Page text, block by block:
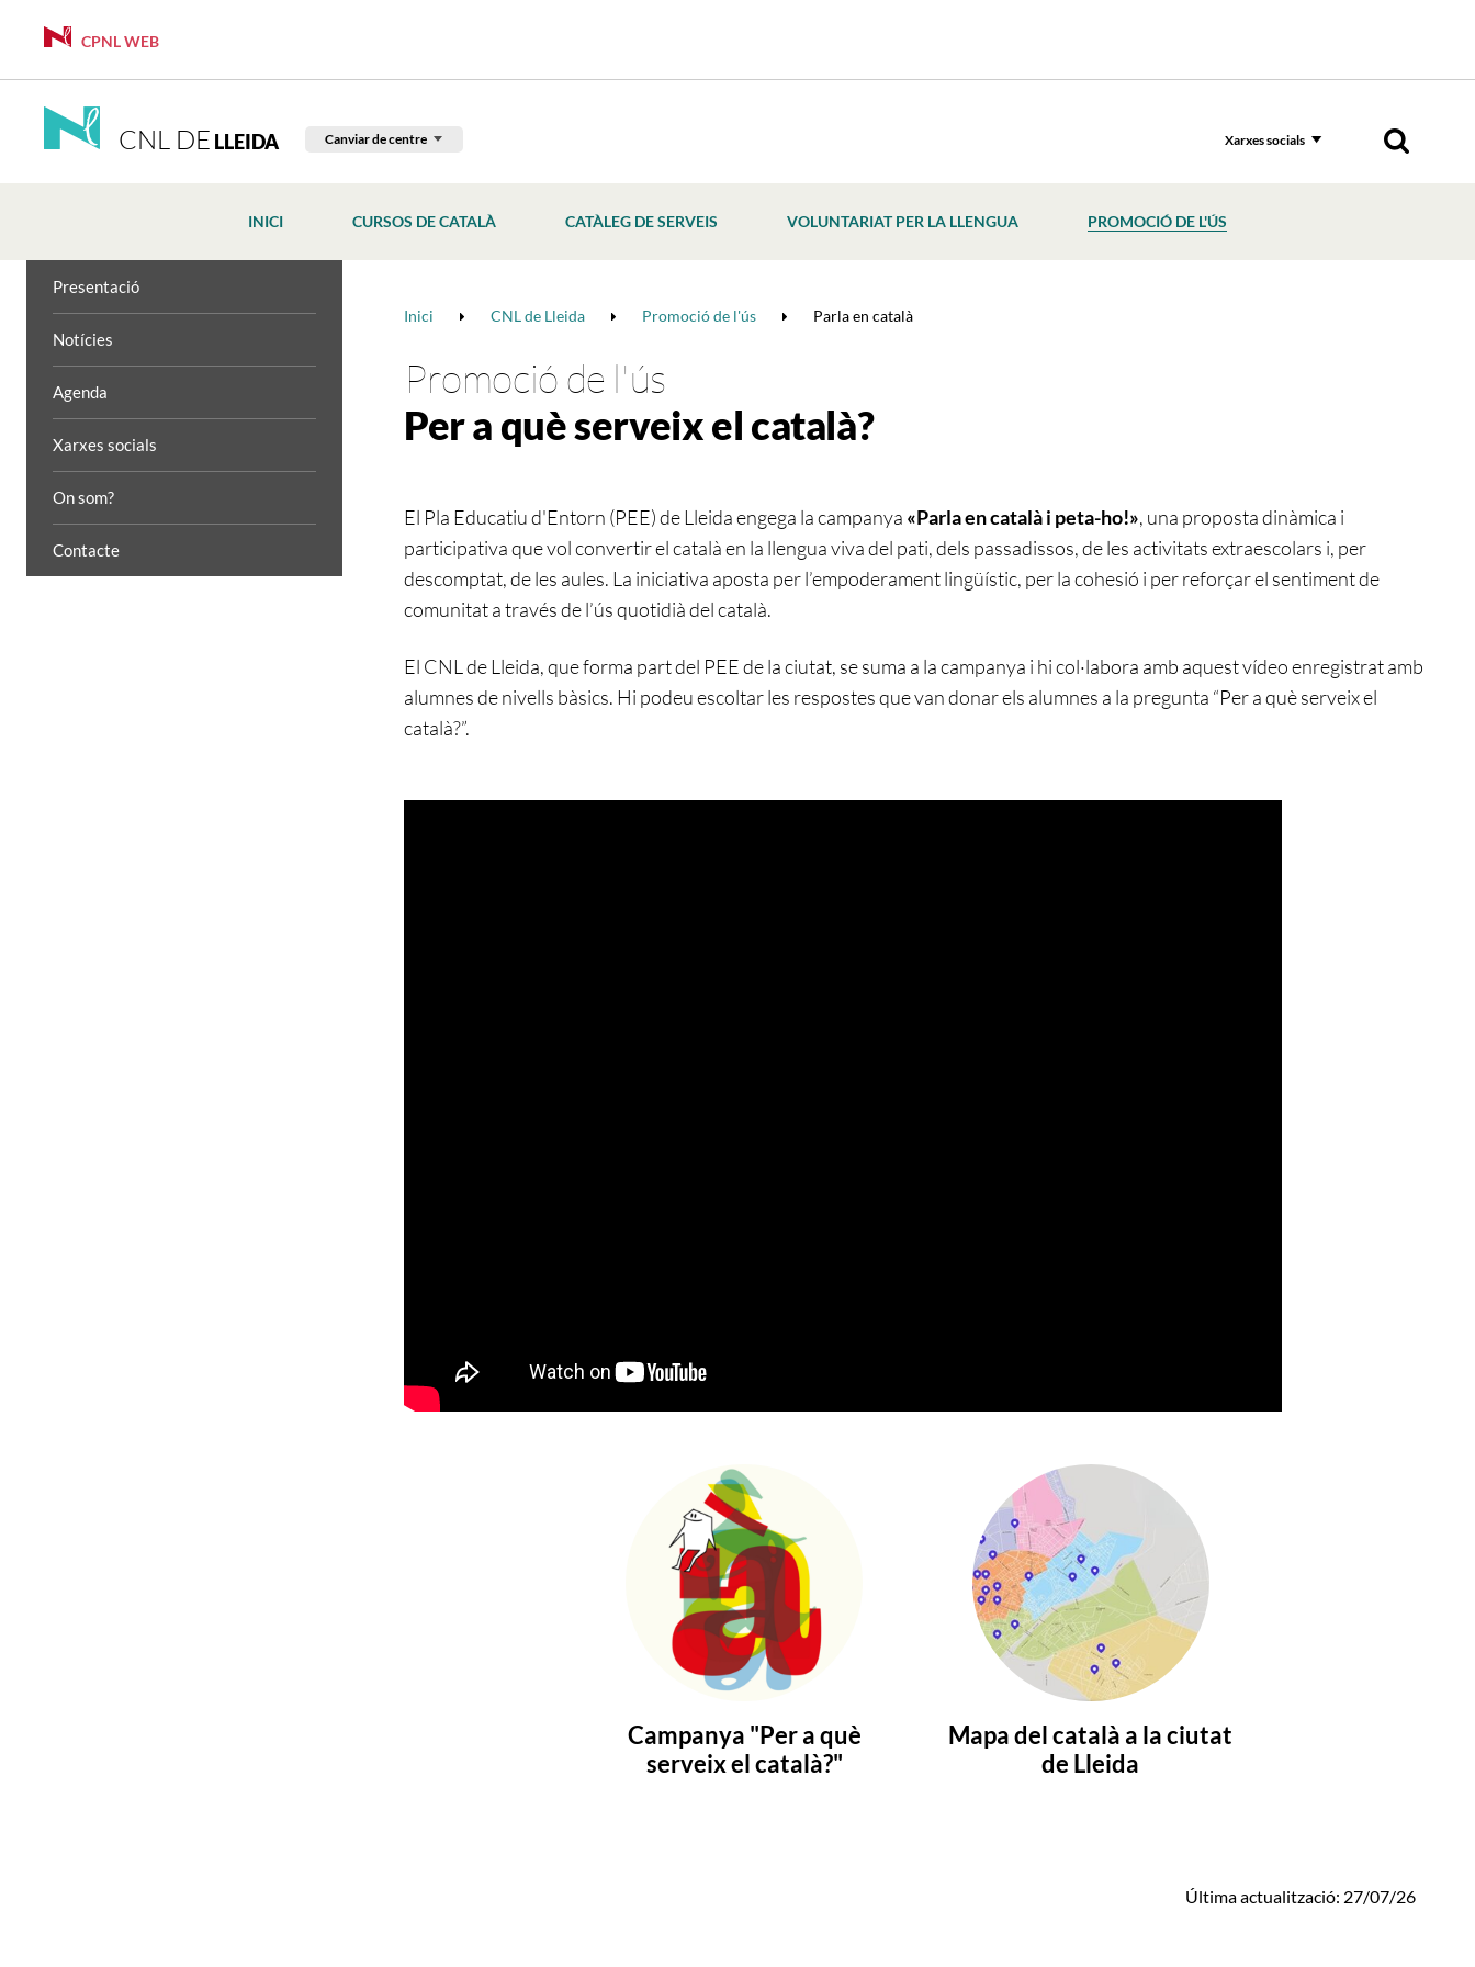
CPNL WEB
CNL DE LLEIDA Canviar de centre Xarxes socials
INICI CURSOS DE CATALÀ CATÀLEG DE SERVEIS VOLUNTARIAT PER LA LLENGUA PROMOCIÓ DE L'ÚS
Presentació
Notícies
Agenda
Xarxes socials
On som?
Contacte
Inici CNL de Lleida Promoció de l'ús Parla en català
Promoció de l'ús
Per a què serveix el català?
El Pla Educatiu d'Entorn (PEE) de Lleida engega la campanya «Parla en català i peta-ho!», una proposta dinàmica i
participativa que vol convertir el català en la llengua viva del pati, dels passadissos, de les activitats extraescolars i, per
descomptat, de les aules. La iniciativa aposta per l’empoderament lingüístic, per la cohesió i per reforçar el sentiment de
comunitat a través de l’ús quotidià del català.
El CNL de Lleida, que forma part del PEE de la ciutat, se suma a la campanya i hi col·labora amb aquest vídeo enregistrat amb
alumnes de nivells bàsics. Hi podeu escoltar les respostes que van donar els alumnes a la pregunta “Per a què serveix el
català?”.
Campanya "Per a què
serveix el català?"
Mapa del català a la ciutat
de Lleida
Última actualització: 27/07/26